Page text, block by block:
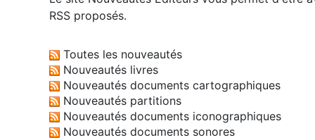
RSS proposés.
Toutes les nouveautés
Nouveautés livres
Nouveautés documents cartographiques
Nouveautés partitions
Nouveautés documents iconographiques
Nouveautés documents sonores